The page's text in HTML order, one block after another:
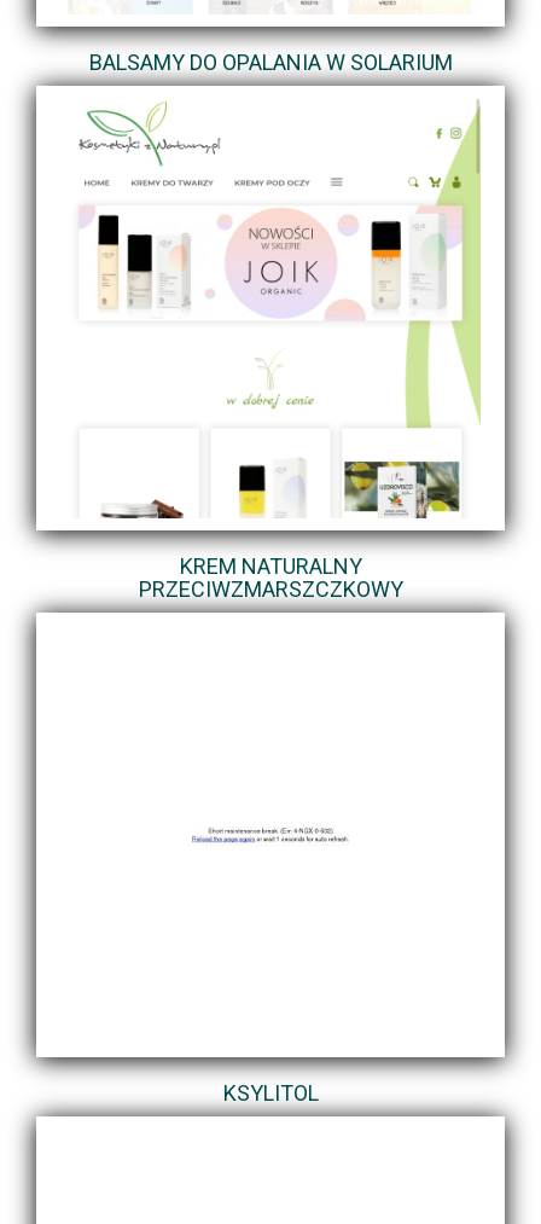
BALSAMY DO OPALANIA W SOLARIUM
KREM NATURALNY
PRZECIWZMARSZCZKOWY
KSYLITOL